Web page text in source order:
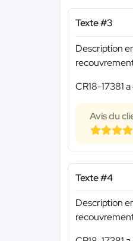
Texte #3
Description
CR18-17381
Avis du
Texte #4
Description